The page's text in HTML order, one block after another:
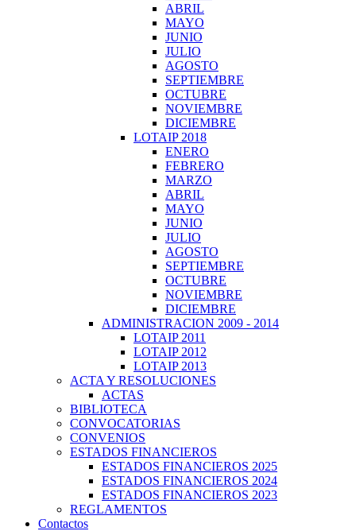
ABRIL
MAYO
JUNIO
JULIO
AGOSTO
SEPTIEMBRE
OCTUBRE
NOVIEMBRE
DICIEMBRE
LOTAIP 2018
ENERO
FEBRERO
MARZO
ABRIL
MAYO
JUNIO
JULIO
AGOSTO
SEPTIEMBRE
OCTUBRE
NOVIEMBRE
DICIEMBRE
ADMINISTRACION 2009 - 2014
LOTAIP 2011
LOTAIP 2012
LOTAIP 2013
ACTA Y RESOLUCIONES
ACTAS
BIBLIOTECA
CONVOCATORIAS
CONVENIOS
ESTADOS FINANCIEROS
ESTADOS FINANCIEROS 2025
ESTADOS FINANCIEROS 2024
ESTADOS FINANCIEROS 2023
REGLAMENTOS
Contactos